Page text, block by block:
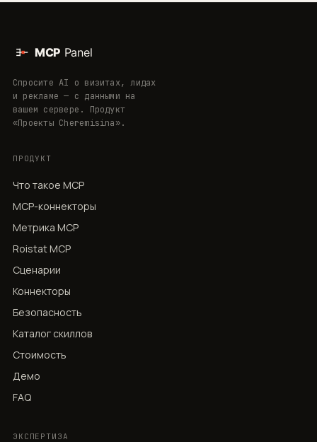
Спросите AI о визитах, лидах
и рекламе — с данными на
вашем сервере. Продукт
«Проекты Cheremisina».
ПРОДУКТ
Что такое MCP
MCP-коннекторы
Метрика MCP
Roistat MCP
Сценарии
Коннекторы
Безопасность
Каталог скиллов
Стоимость
Демо
FAQ
ЭКСПЕРТИЗА